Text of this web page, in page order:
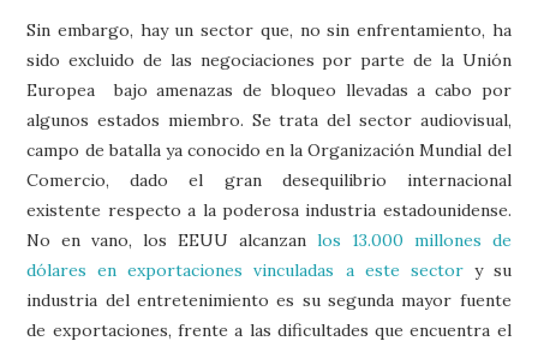
Sin embargo, hay un sector que, no sin enfrentamiento, ha
sido excluido de las negociaciones por parte de la Unión
Europea bajo amenazas de bloqueo llevadas a cabo por
algunos estados miembro. Se trata del sector audiovisual,
campo de batalla ya conocido en la Organización Mundial del
Comercio, dado el gran desequilibrio internacional
existente respecto a la poderosa industria estadounidense.
No en vano, los EEUU alcanzan los 13.000 millones de
dólares en exportaciones vinculadas a este sectory su
industria del entretenimiento es su segunda mayor fuente
de exportaciones, frente a las dificultades que encuentra el